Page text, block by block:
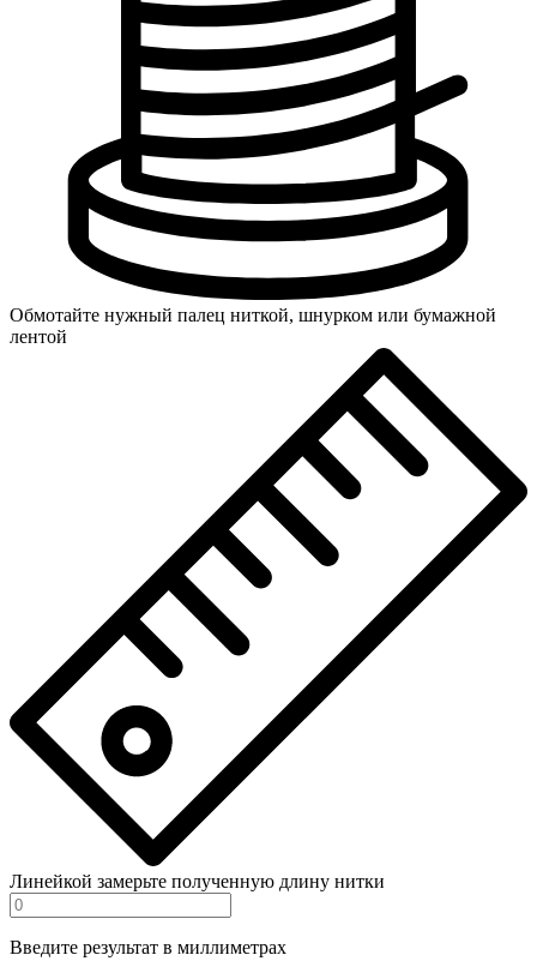
Обмотайте нужный палец ниткой, шнурком или бумажной
лентой
Линейкой замерьте полученную длину нитки
Введите результат в миллиметрах